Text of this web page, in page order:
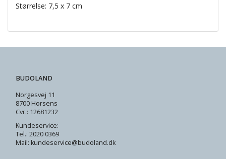
Størrelse: 7,5 x 7 cm
BUDOLAND
Norgesvej 11
8700 Horsens
Cvr.: 12681232
Kundeservice:
Tel.: 2020 0369
Mail: kundeservice@budoland.dk